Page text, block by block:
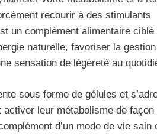
recourir à des stimulants
un complément alimentaire ciblé
naturelle, favoriser la
sensation de légèreté au
sous forme de gélules et
activer leur métabolisme de façon
d’un mode de vie sain